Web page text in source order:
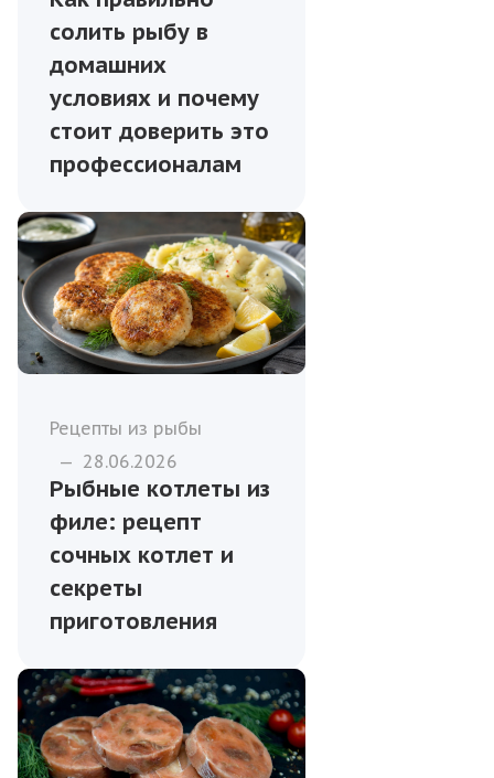
солить рыбу в
домашних
условиях и почему
стоит доверить это
профессионалам
Рецепты из рыбы
— 28.06.2026
Рыбные котлеты из
филе: рецепт
сочных котлет и
секреты
приготовления